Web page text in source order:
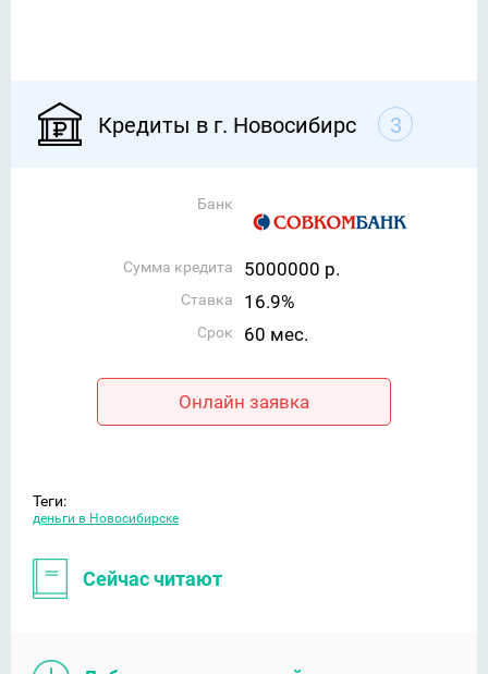
Кредиты в г. Новосибирс 3
Банк
Сумма кредита 5000000 р.
Ставка 16.9%
Срок 60 мес.
Онлайн заявка
Теги:
деньги в Новосибирске
Сейчас читают